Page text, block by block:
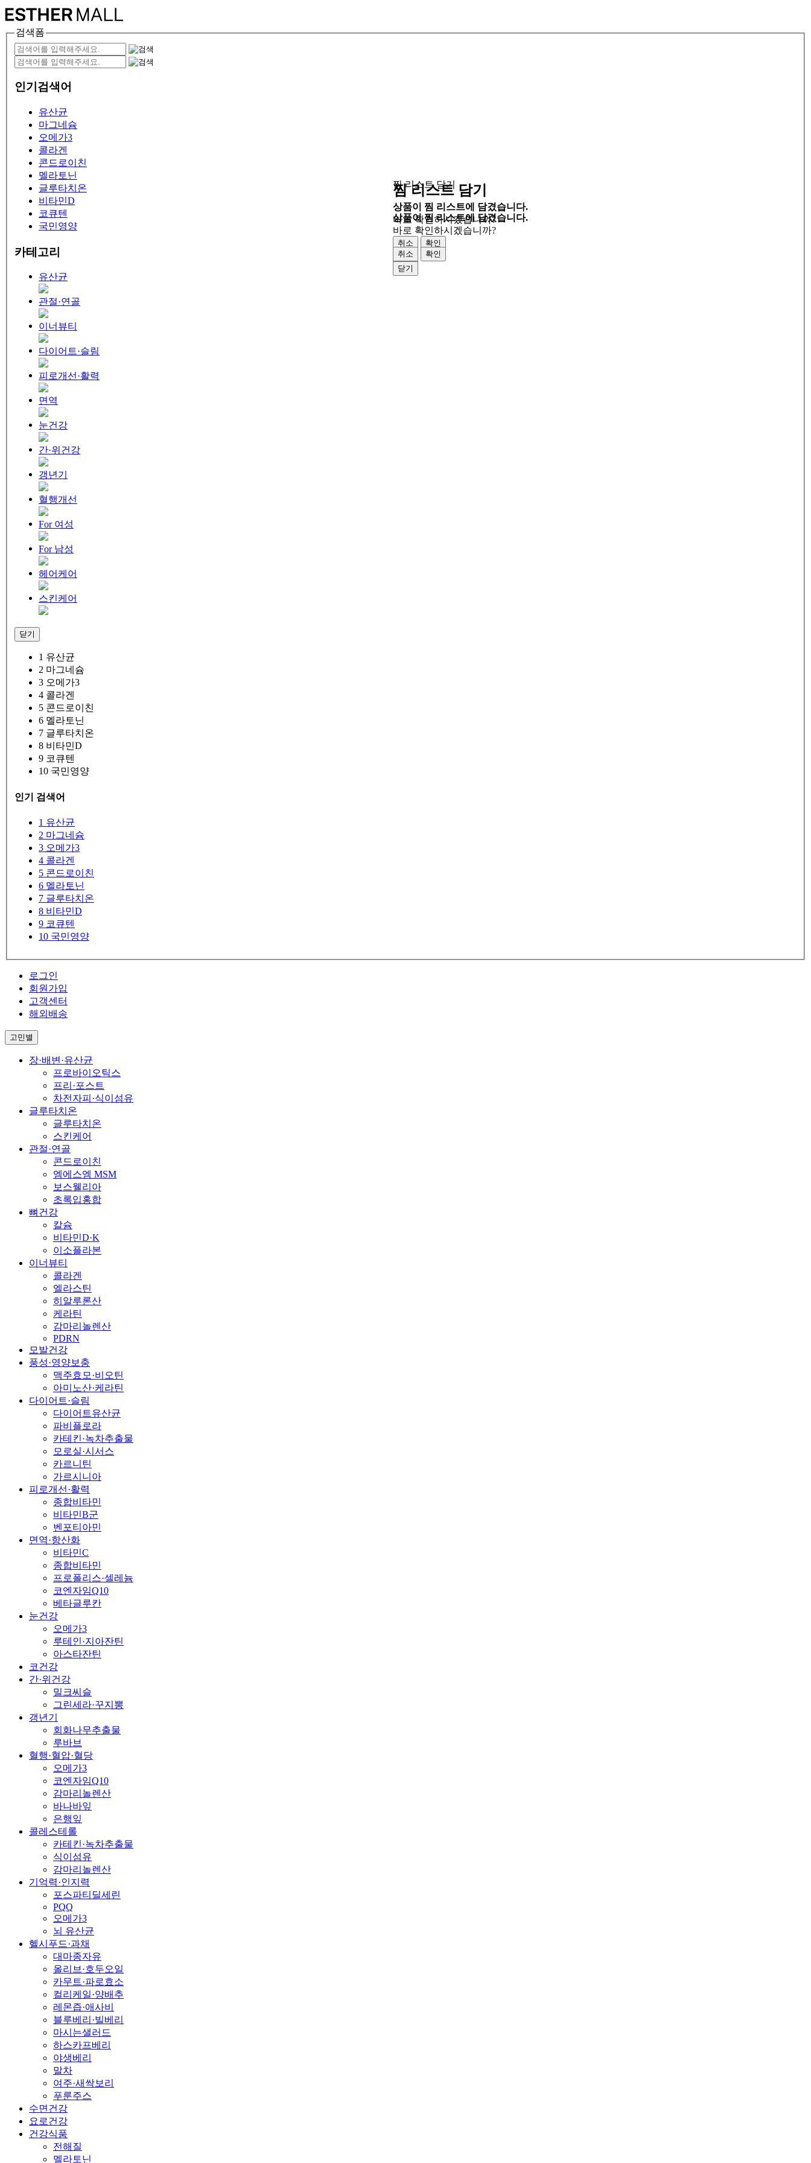
검색폼
인기검색어
유산균
마그네슘
오메가3
콜라겐
콘드로이친
멜라토닌
글루타치온
비타민D
코큐텐
국민영양
카테고리
유산균
관절·연골
이너뷰티
다이어트·슬림
피로개선·활력
면역
눈건강
간·위건강
갱년기
혈행개선
For 여성
For 남성
헤어케어
스킨케어
닫기
1 유산균
2 마그네슘
3 오메가3
4 콜라겐
5 콘드로이친
6 멜라토닌
7 글루타치온
8 비타민D
9 코큐텐
10 국민영양
인기 검색어
1 유산균
2 마그네슘
3 오메가3
4 콜라겐
5 콘드로이친
6 멜라토닌
7 글루타치온
8 비타민D
9 코큐텐
10 국민영양
로그인
회원가입
고객센터
해외배송
고민별
장·배변·유산균
프로바이오틱스
프리·포스트
차전자피·식이섬유
글루타치온
글루타치온
스킨케어
관절·연골
콘드로이친
엠에스엠 MSM
보스웰리아
초록입홍합
뼈건강
칼슘
비타민D·K
이소플라본
이너뷰티
콜라겐
엘라스틴
히알루론산
케라틴
감마리놀렌산
PDRN
모발건강
풍성·영양보충
맥주효모·비오틴
아미노산·케라틴
다이어트·슬림
다이어트유산균
파비플로라
카테킨·녹차추출물
모로실·시서스
카르니틴
가르시니아
피로개선·활력
종합비타민
비타민B군
벤포티아민
면역·항산화
비타민C
종합비타민
프로폴리스·셀레늄
코엔자임Q10
베타글루칸
눈건강
오메가3
루테인·지아잔틴
아스타잔틴
코건강
간·위건강
밀크씨슬
그린세라·꾸지뽕
갱년기
회화나무추출물
루바브
혈행·혈압·혈당
오메가3
코엔자임Q10
감마리놀렌산
바나바잎
은행잎
콜레스테롤
카테킨·녹차추출물
식이섬유
감마리놀렌산
기억력·인지력
포스파티딜세린
PQQ
오메가3
뇌 유산균
헬시푸드·과채
대마종자유
올리브·호두오일
카무트·파로효소
컬리케일·양배추
레몬즙·애사비
블루베리·빌베리
마시는샐러드
하스카프베리
야생베리
말차
여주·새싹보리
푸룬주스
수면건강
요로건강
건강식품
전해질
멜라토닌
찜 리스트 담기
상품이 찜 리스트에 담겼습니다.
바로 확인하시겠습니까?
취소
확인
닫기
찜 리스트 담기
상품이 찜 리스트에 담겼습니다.
바로 확인하시겠습니까?
취소
확인
닫기